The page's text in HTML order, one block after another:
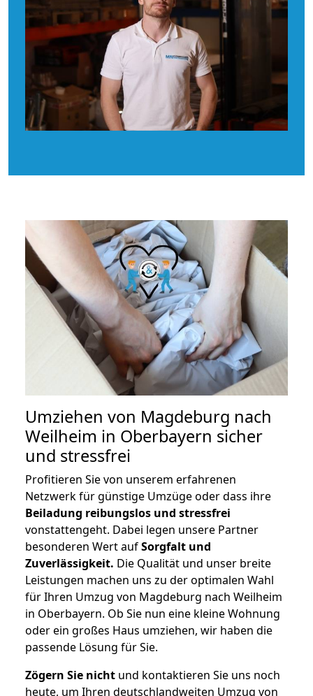
Umziehen von Magdeburg nach
Weilheim in Oberbayern sicher
und stressfrei
Profitieren Sie von unserem erfahrenen
Netzwerk für günstige Umzüge oder dass ihre
Beiladung reibungslos und stressfrei
vonstattengeht. Dabei legen unsere Partner
besonderen Wert aufSorgfalt und
Zuverlässigkeit. Die Qualität und unser breite
Leistungen machen uns zu der optimalen Wahl
für Ihren Umzug von Magdeburg nach Weilheim
in Oberbayern. Ob Sie nun eine kleine Wohnung
oder ein großes Haus umziehen, wir haben die
passende Lösung für Sie.
Zögern Sie nicht und kontaktieren Sie uns noch
heute, um Ihren deutschlandweiten Umzug von